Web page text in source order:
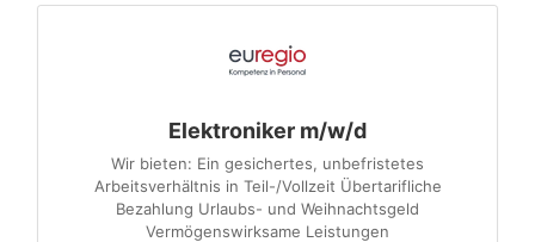
Elektroniker m/w/d
Wir bieten: Ein gesichertes, unbefristetes
Arbeitsverhältnis in Teil-/Vollzeit Übertarifliche
Bezahlung Urlaubs- und Weihnachtsgeld
Vermögenswirksame Leistungen